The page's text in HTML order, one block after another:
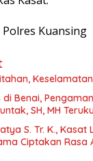
Kuansing
Benai,
SH, MH
S. Tr. K., Kasat
Ciptakan Rasa